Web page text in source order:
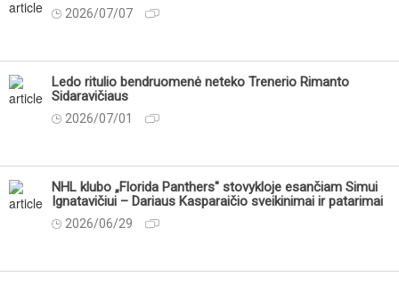
2026/07/07
Ledo ritulio bendruomenė neteko Trenerio Rimanto
Sidaravičiaus
2026/07/01
NHL klubo „Florida Panthers" stovykloje esančiam Simui
Ignatavičiui – Dariaus Kasparaičio sveikinimai ir patarimai
2026/06/29